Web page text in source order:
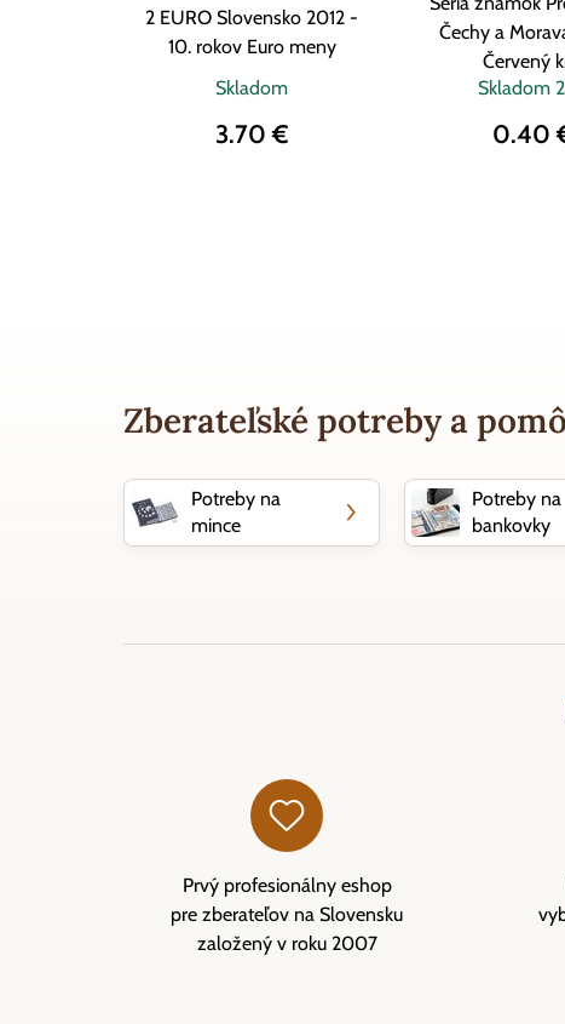
2 EURO Slovensko 2012 -
10. rokov Euro meny
Skladom
3.70 €
Čechy a
Červený
Skladom
0.40
Zberateľské potreby a
Potreby na
mince
Potreby na
bankovky
Prvý profesionálny eshop
pre zberateľov na Slovensku
založený v roku 2007